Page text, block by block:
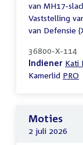
van MH17-
Vaststelling
van Defensie
36800-X-114
Indiener Kati
Kamerlid PRO
Moties
2 juli 2026